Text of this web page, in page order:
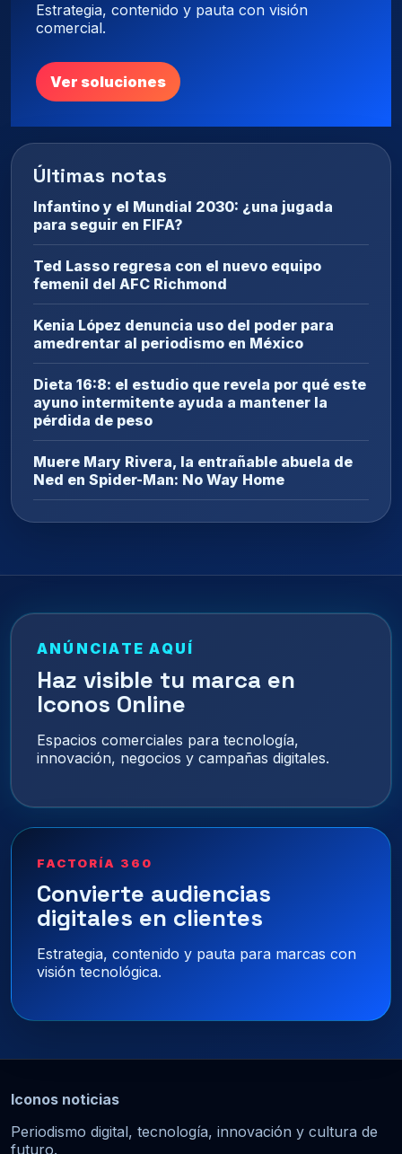
Estrategia, contenido y pauta con visión
comercial.
Ver soluciones
Últimas notas
Infantino y el Mundial 2030: ¿una jugada
para seguir en FIFA?
Ted Lasso regresa con el nuevo equipo
femenil del AFC Richmond
Kenia López denuncia uso del poder para
amedrentar al periodismo en México
Dieta 16:8: el estudio que revela por qué este
ayuno intermitente ayuda a mantener la
pérdida de peso
Muere Mary Rivera, la entrañable abuela de
Ned en Spider-Man: No Way Home
ANÚNCIATE AQUÍ
Haz visible tu marca en
Iconos Online
Espacios comerciales para tecnología,
innovación, negocios y campañas digitales.
FACTORÍA 360
Convierte audiencias
digitales en clientes
Estrategia, contenido y pauta para marcas con
visión tecnológica.
Iconos noticias
Periodismo digital, tecnología, innovación y cultura de
futuro.